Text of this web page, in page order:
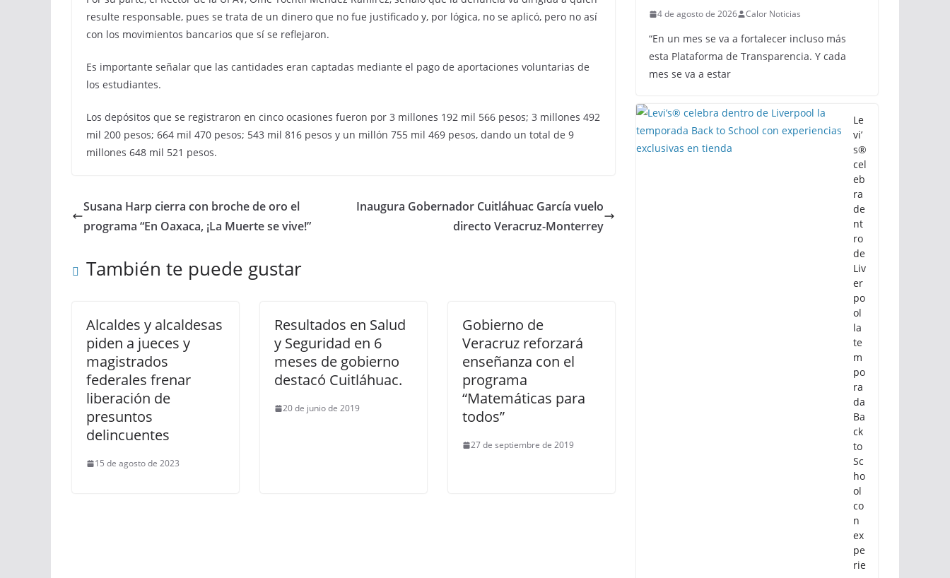
resulte responsable, pues se trata de un dinero que no fue justificado y, por lógica, no se aplicó, pero no así
con los movimientos bancarios que sí se reflejaron.
Es importante señalar que las cantidades eran captadas mediante el pago de aportaciones voluntarias de
los estudiantes.
Los depósitos que se registraron en cinco ocasiones fueron por 3 millones 192 mil 566 pesos; 3 millones 492
mil 200 pesos; 664 mil 470 pesos; 543 mil 816 pesos y un millón 755 mil 469 pesos, dando un total de 9
millones 648 mil 521 pesos.
Susana Harp cierra con broche de oro el
programa “En Oaxaca, ¡La Muerte se vive!”
Inaugura Gobernador Cuitláhuac García vuelo
directo Veracruz-Monterrey
También te puede gustar
Alcaldes y alcaldesas
piden a jueces y
magistrados
federales frenar
liberación de
presuntos
delincuentes
15 de agosto de 2023
Resultados en Salud
y Seguridad en 6
meses de gobierno
destacó Cuitláhuac.
20 de junio de 2019
Gobierno de
Veracruz reforzará
enseñanza con el
programa
“Matemáticas para
todos”
27 de septiembre de 2019
4 de agosto de 2026 Calor Noticias
“En un mes se va a fortalecer incluso más
esta Plataforma de Transparencia. Y cada
mes se va a estar
Le
vi’
s®
cel
eb
ra
de
nt
ro
de
Liv
er
po
ol
la
te
m
po
ra
da
Ba
ck
to
Sc
ho
ol
co
n
ex
pe
rie